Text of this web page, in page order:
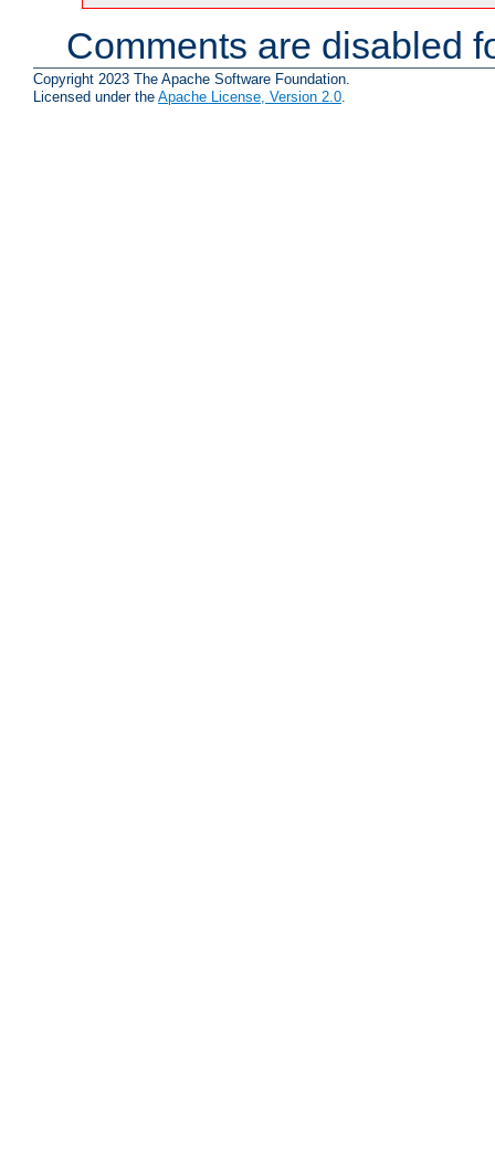
Comments are disabled
Copyright 2023 The Apache Software Foundation.
Licensed under the Apache License, Version 2.0.